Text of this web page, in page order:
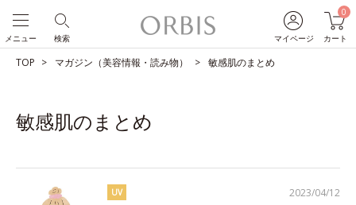
マイページ
0
カート
検索
メニュー
TOP マガジン（美容情報・読み物） 敏感肌のまとめ
敏感肌のまとめ
2023/04/12
UV